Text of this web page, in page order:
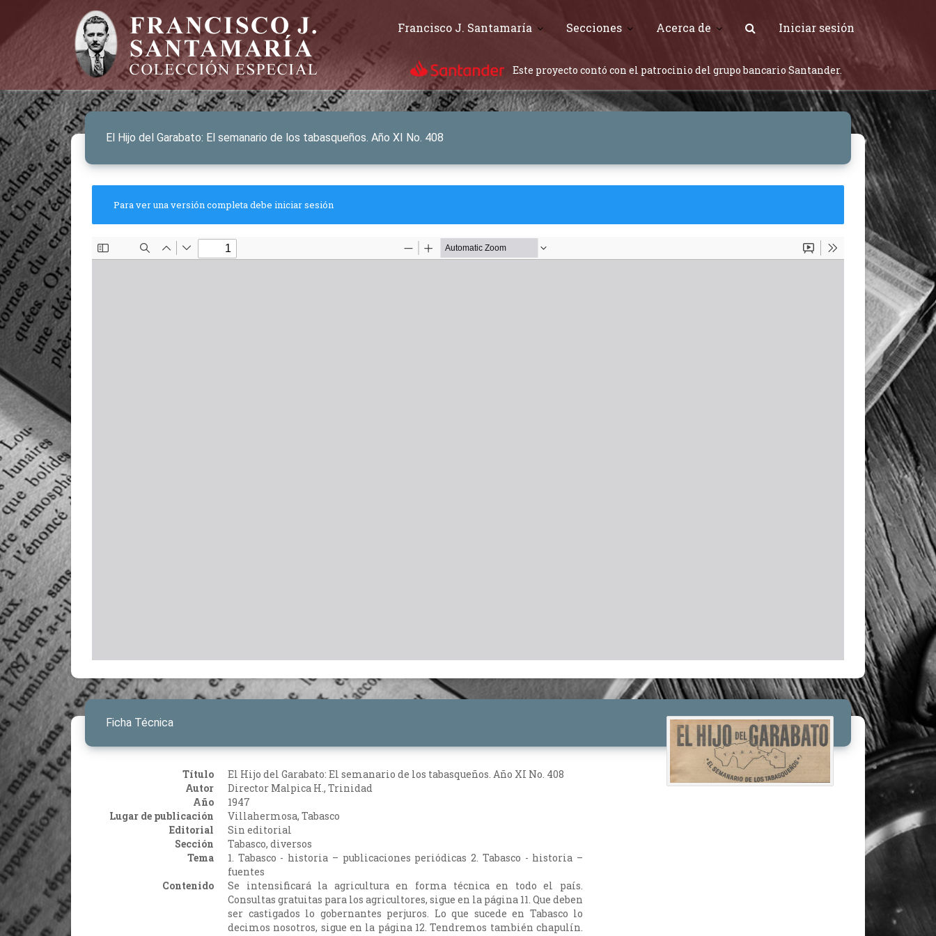
Francisco J. Santamaría Secciones Acerca de Iniciar sesión
Este proyecto contó con el patrocinio del grupo bancario Santander.
El Hijo del Garabato: El semanario de los tabasqueños. Año XI No. 408
Para ver una versión completa debe iniciar sesión
Ficha Técnica
Título
El Hijo del Garabato: El semanario de los tabasqueños. Año XI No. 408
Autor
Director Malpica H., Trinidad
Año
1947
Lugar de publicación
Villahermosa, Tabasco
Editorial
Sin editorial
Sección
Tabasco, diversos
Tema
1. Tabasco - historia – publicaciones periódicas 2. Tabasco - historia –
fuentes
Contenido
Se intensificará la agricultura en forma técnica en todo el país.
Consultas gratuitas para los agricultores, sigue en la página 11. Que deben
ser castigados lo gobernantes perjuros. Lo que sucede en Tabasco lo
decimos nosotros, sigue en la página 12. Tendremos también chapulín.